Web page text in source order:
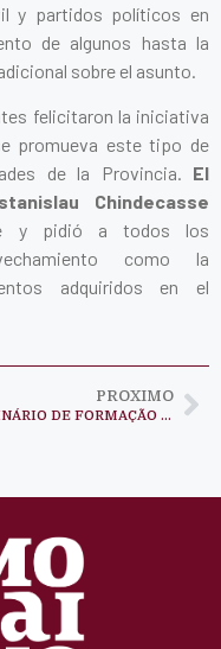
y partidos políticos en
de algunos hasta la
sobre el asunto.
felicitaron la iniciativa
promueva este tipo de
de la Provincia. El
Chindecasse
y pidió a todos los
como la
adquiridos en el
PROXIMO
SEMINÁRIO DE FORMAÇÃO SOBRE DIREITOS À TERRA